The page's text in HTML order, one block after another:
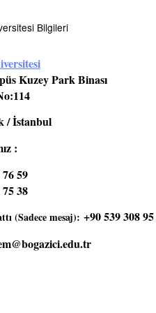
Bilgileri
Kuzey Park Binası
/ İstanbul
:
59
38
(Sadece mesaj): +90 539 308